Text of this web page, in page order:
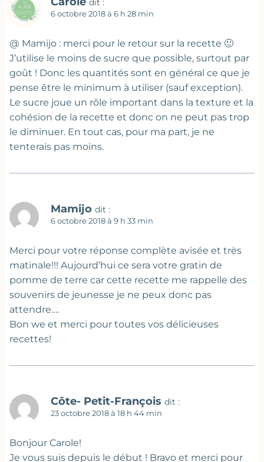
6 octobre 2018 à 6 h 28 min
@ Mamijo : merci pour le retour sur la recette 🙂
J’utilise le moins de sucre que possible, surtout par
goût ! Donc les quantités sont en général ce que je
pense être le minimum à utiliser (sauf exception).
Le sucre joue un rôle important dans la texture et la
cohésion de la recette et donc on ne peut pas trop
le diminuer. En tout cas, pour ma part, je ne
tenterais pas moins.
Mamijo dit :
6 octobre 2018 à 9 h 33 min
Merci pour votre réponse complète avisée et très
matinale!!! Aujourd’hui ce sera votre gratin de
pomme de terre car cette recette me rappelle des
souvenirs de jeunesse je ne peux donc pas
attendre….
Bon we et merci pour toutes vos délicieuses
recettes!
Côte- Petit-François dit :
23 octobre 2018 à 18 h 44 min
Bonjour Carole!
Je vous suis depuis le début ! Bravo et merci pour